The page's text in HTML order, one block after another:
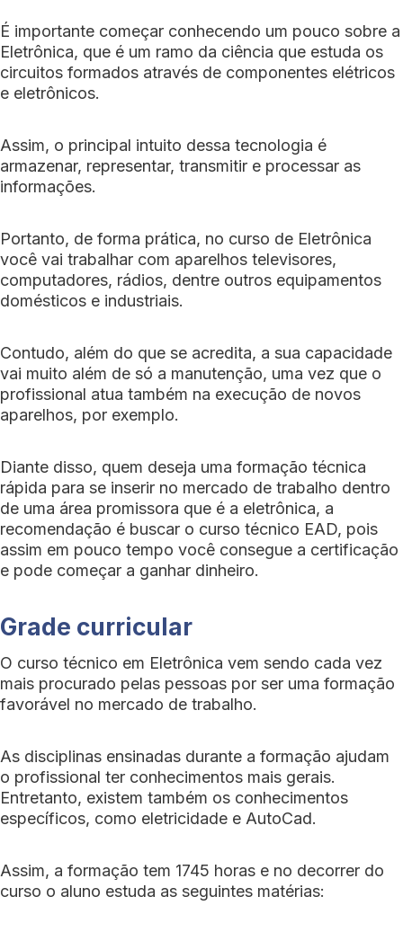
É importante começar conhecendo um pouco sobre a
Eletrônica, que é um ramo da ciência que estuda os
circuitos formados através de componentes elétricos
e eletrônicos.
Assim, o principal intuito dessa tecnologia é
armazenar, representar, transmitir e processar as
informações.
Portanto, de forma prática, no curso de Eletrônica
você vai trabalhar com aparelhos televisores,
computadores, rádios, dentre outros equipamentos
domésticos e industriais.
Contudo, além do que se acredita, a sua capacidade
vai muito além de só a manutenção, uma vez que o
profissional atua também na execução de novos
aparelhos, por exemplo.
Diante disso, quem deseja uma formação técnica
rápida para se inserir no mercado de trabalho dentro
de uma área promissora que é a eletrônica, a
recomendação é buscar o curso técnico EAD, pois
assim em pouco tempo você consegue a certificação
e pode começar a ganhar dinheiro.
Grade curricular
O curso técnico em Eletrônica vem sendo cada vez
mais procurado pelas pessoas por ser uma formação
favorável no mercado de trabalho.
As disciplinas ensinadas durante a formação ajudam
o profissional ter conhecimentos mais gerais.
Entretanto, existem também os conhecimentos
específicos, como eletricidade e AutoCad.
Assim, a formação tem 1745 horas e no decorrer do
curso o aluno estuda as seguintes matérias: